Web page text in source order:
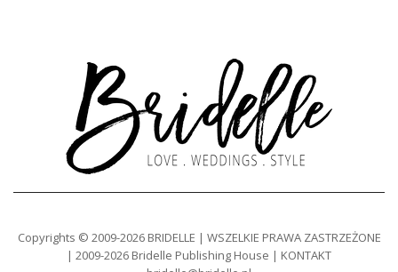
Copyrights © 2009-2026 BRIDELLE | WSZELKIE PRAWA ZASTRZEŻONE
| 2009-2026 Bridelle Publishing House | KONTAKT